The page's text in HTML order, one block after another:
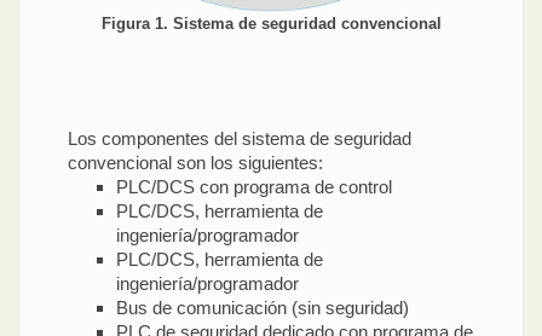
Figura 1. Sistema de seguridad convencional
Los componentes del sistema de seguridad
convencional son los siguientes:
PLC/DCS con programa de control
PLC/DCS, herramienta de
ingeniería/programador
PLC/DCS, herramienta de
ingeniería/programador
Bus de comunicación (sin seguridad)
PLC de seguridad dedicado con programa de